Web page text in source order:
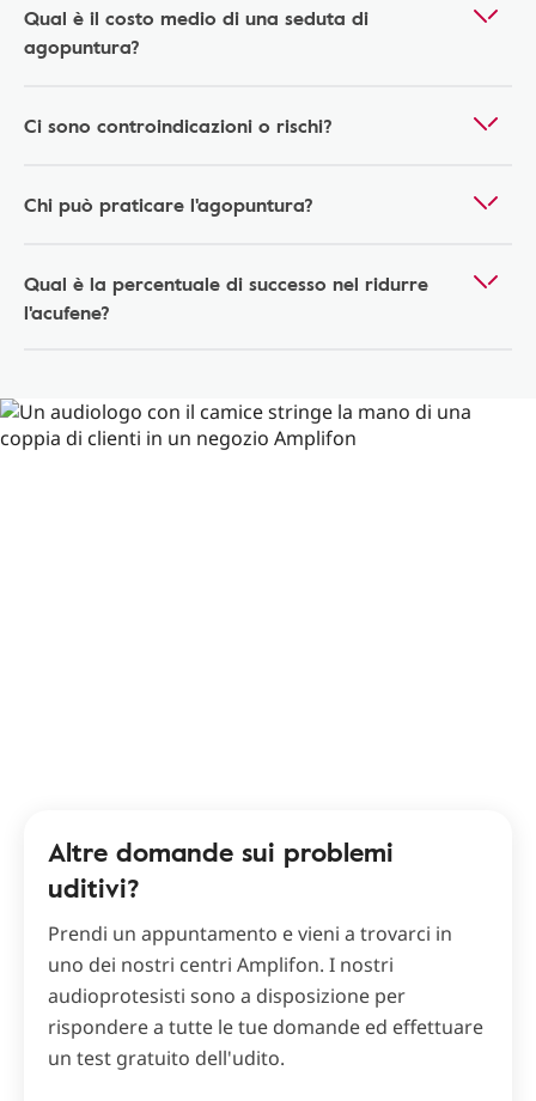
Qual è il costo medio di una seduta di
agopuntura?
Ci sono controindicazioni o rischi?
Chi può praticare l'agopuntura?
Qual è la percentuale di successo nel ridurre
l'acufene?
Altre domande sui problemi
uditivi?
Prendi un appuntamento e vieni a trovarci in
uno dei nostri centri Amplifon. I nostri
audioprotesisti sono a disposizione per
rispondere a tutte le tue domande ed effettuare
un test gratuito dell'udito.